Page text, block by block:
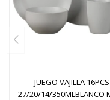
JUEGO VAJILLA 16PCS
27/20/14/350MLBLANCO